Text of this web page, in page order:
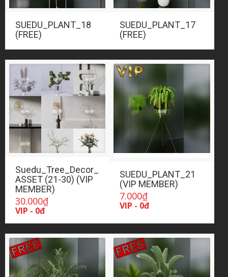
SUEDU_PLANT_18
(FREE)
SUEDU_PLANT_17
(FREE)
Suedu_Tree_Decor_
ASSET (21-30) (VIP
MEMBER)
30.000₫
VIP - 0đ
SUEDU_PLANT_21
(VIP MEMBER)
7.000₫
VIP - 0đ